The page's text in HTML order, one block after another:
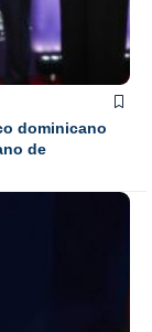
dominicano
de